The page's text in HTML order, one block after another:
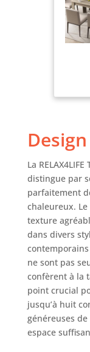
La
distingue par
parfaitement
chaleureux.
texture
dans divers
ne sont pas
confèrent à la
point crucial
jusqu’à huit
généreuses
espace